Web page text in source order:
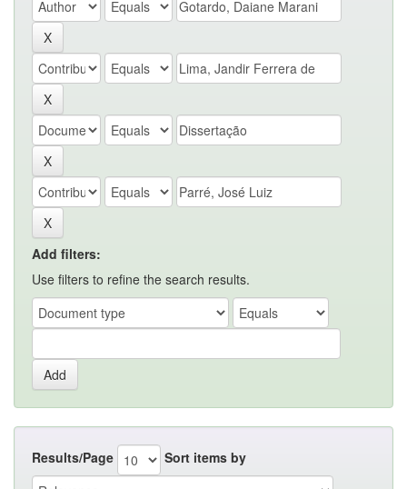
Add filters:
Use filters to refine the search results.
Results/Page Sort items by